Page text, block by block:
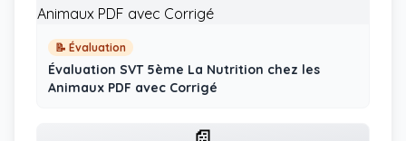
📝 Évaluation
Évaluation SVT 5ème La Nutrition chez les
Animaux PDF avec Corrigé